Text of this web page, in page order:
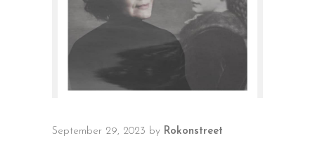
September 29, 2023 by Rokonstreet